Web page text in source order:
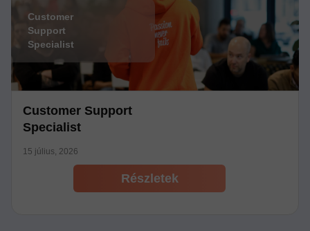
Customer
Support
Specialist
Customer Support
Specialist
15 július, 2026
Részletek